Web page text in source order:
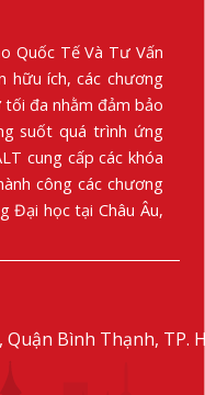
Quốc Tế Và Tư Vấn
hữu ích, các chương
đa nhằm đảm bảo
suốt quá trình ứng
cung cấp các khóa
công các chương
Đại học tại Châu Âu,
Bình Thạnh, TP.